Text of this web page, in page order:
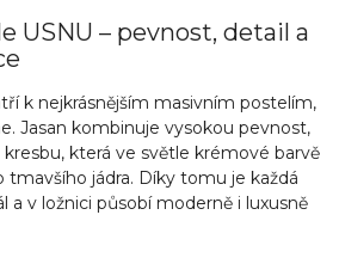
a
p
r
v
k
y
v
v
á
USNU – pevnost, detail a
k nejkrásnějším masivním postelím,
Jasan kombinuje vysokou pevnost,
která ve světle krémové barvě
tmavšího jádra. Díky tomu je každá
a v ložnici působí moderně i luxusně